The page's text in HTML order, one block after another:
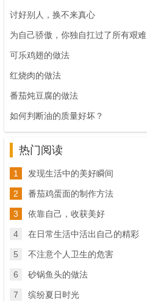
讨好别人，换不来真心
为自己骄傲，你独自扛过了所有艰难
可乐鸡翅的做法
红烧肉的做法
番茄炖豆腐的做法
如何判断油的质量好坏？
热门阅读
1 发现生活中的美好瞬间
2 番茄鸡蛋面的制作方法
3 依靠自己，收获美好
4 在日常生活中活出自己的精彩
5 不注意个人卫生的危害
6 砂锅鱼头的做法
7 缤纷夏日时光